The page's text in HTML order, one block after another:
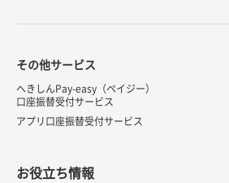
その他サービス
へきしんPay-easy（ペイジー）
口座振替受付サービス
アプリ口座振替受付サービス
お役立ち情報